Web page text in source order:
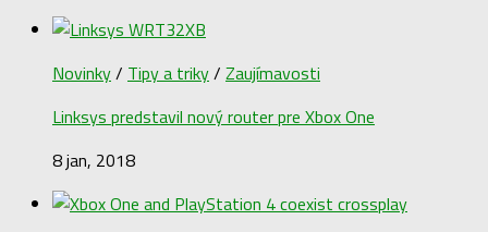
Novinky/ Tipy a triky/ Zaujímavosti
Linksys predstavil nový router pre Xbox One
8 jan, 2018